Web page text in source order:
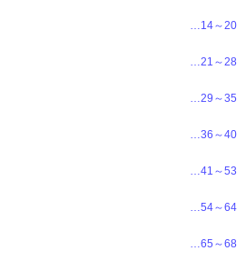
…14～20
…21～28
…29～35
…36～40
…41～53
…54～64
…65～68